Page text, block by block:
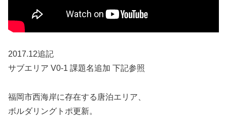
2017.12追記
サブエリア V0-1 課題名追加 下記参照
福岡市西海岸に存在する唐泊エリア、
ボルダリングトポ更新。